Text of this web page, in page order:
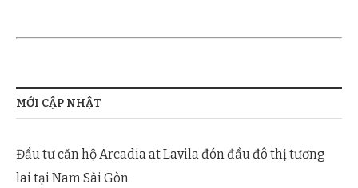
MỚI CẬP NHẬT
Đầu tư căn hộ Arcadia at Lavila đón đầu đô thị tương
lai tại Nam Sài Gòn